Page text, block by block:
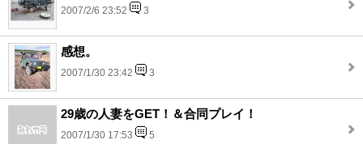
2007/2/6 23:52 3
感想。
2007/1/30 23:42 3
29歳の人妻をGET！＆合同プレイ！
2007/1/30 17:53 5